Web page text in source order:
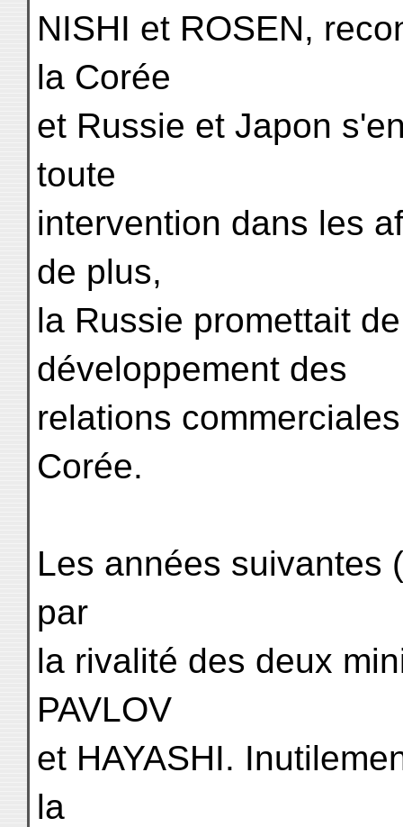
NISHI et ROSEN,
la Corée
et Russie et Japon
toute
intervention dans les
de plus,
la Russie promettait
développement des
relations
Corée.
Les années suivantes
par
la rivalité des deux
PAVLOV
et HAYASHI.
la